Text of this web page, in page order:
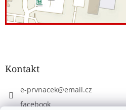
Kontakt
e-prvnacek@email.cz
facebook